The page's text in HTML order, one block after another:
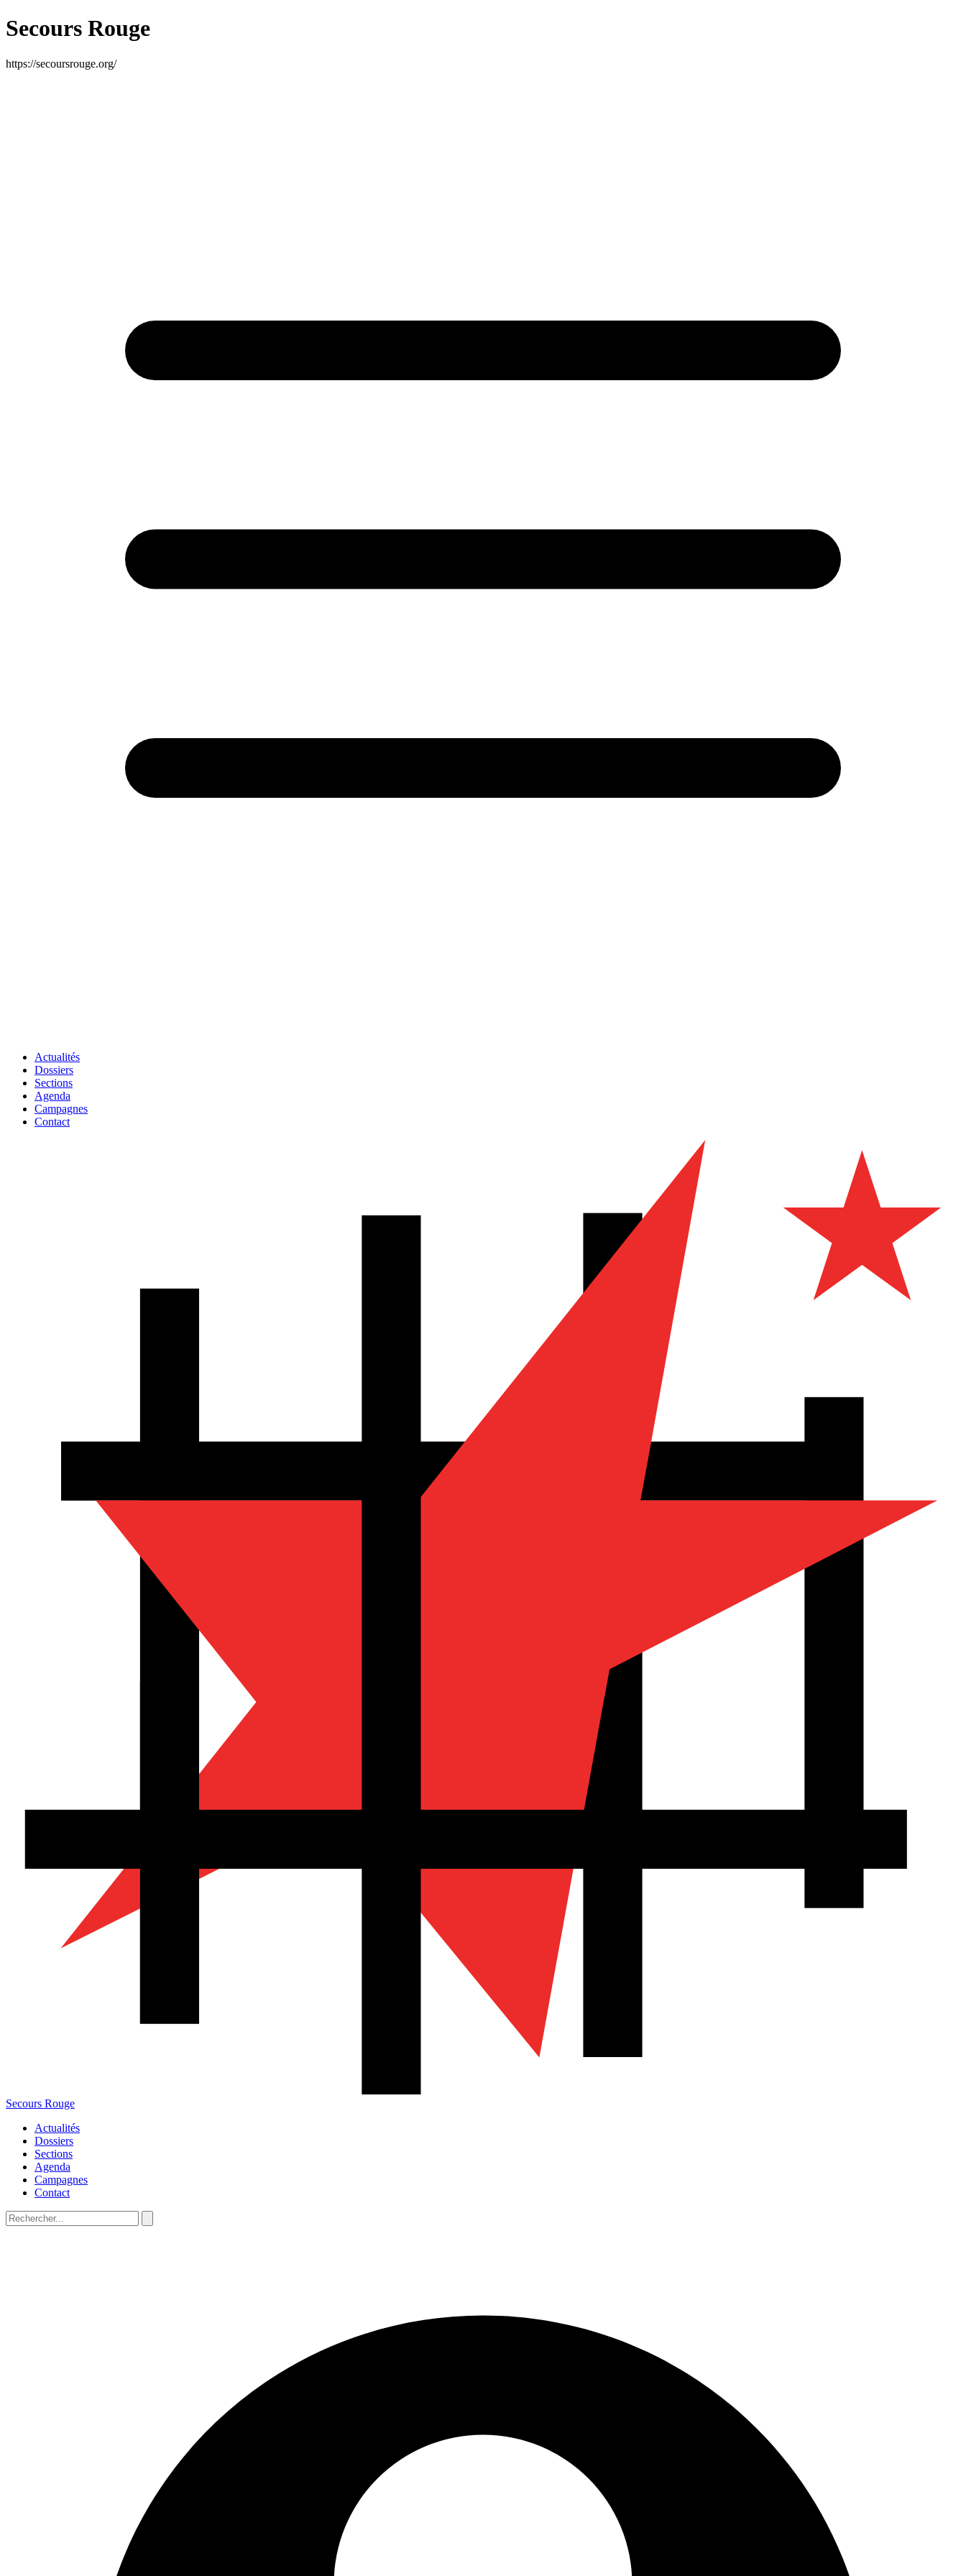
Secours Rouge
https://secoursrouge.org/
Actualités
Dossiers
Sections
Agenda
Campagnes
Contact
Secours Rouge
Actualités
Dossiers
Sections
Agenda
Campagnes
Contact